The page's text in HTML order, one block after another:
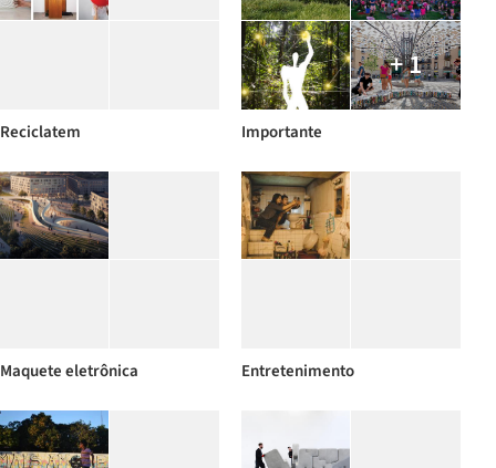
Reciclatem
+ 1
Importante
Maquete eletrônica Entretenimento